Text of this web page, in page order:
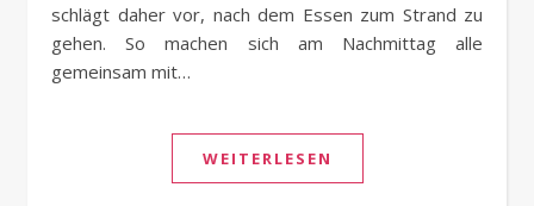
schlägt daher vor, nach dem Essen zum Strand zu
gehen. So machen sich am Nachmittag alle
gemeinsam mit…
WEITERLESEN